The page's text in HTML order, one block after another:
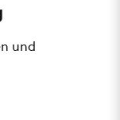
und